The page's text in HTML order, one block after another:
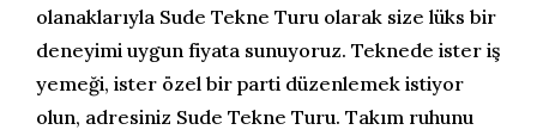
olanaklarıyla Sude Tekne Turu olarak size lüks bir
deneyimi uygun fiyata sunuyoruz. Teknede ister iş
yemeği, ister özel bir parti düzenlemek istiyor
olun, adresiniz Sude Tekne Turu. Takım ruhunu